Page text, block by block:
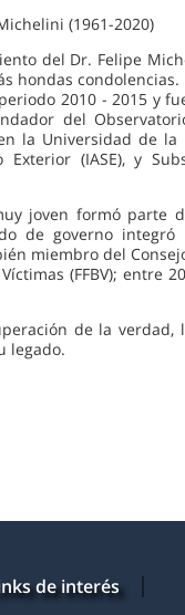
(1961-2020)
del Dr. Felipe
hondas condolencias.
2010 - 2015 y
del
la Universidad de la
(IASE), y
joven formó parte
de governo integró
miembro del
(FFBV); entre
de la verdad,
legado.
de interés